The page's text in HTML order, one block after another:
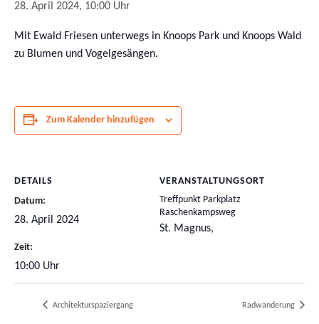
28. April 2024, 10:00 Uhr
Mit Ewald Friesen unterwegs in Knoops Park und Knoops Wald
zu Blumen und Vogelgesängen.
Zum Kalender hinzufügen
DETAILS
Datum:
28. April 2024
Zeit:
10:00 Uhr
VERANSTALTUNGSORT
Treffpunkt Parkplatz
Raschenkampsweg
St. Magnus,
Architekturspaziergang Radwanderung